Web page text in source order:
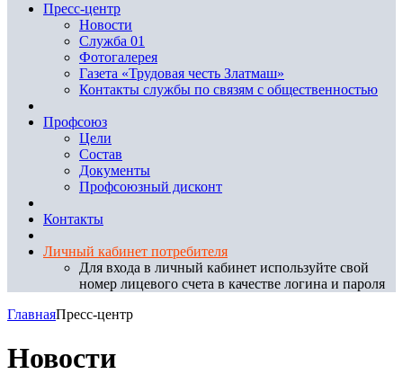
Пресс-центр
Новости
Служба 01
Фотогалерея
Газета «Трудовая честь Златмаш»
Контакты службы по связям с общественностью
Профсоюз
Цели
Состав
Документы
Профсоюзный дисконт
Контакты
Личный кабинет потребителя
Для входа в личный кабинет используйте свой
номер лицевого счета в качестве логина и пароля
ГлавнаяПресс-центр
Новости